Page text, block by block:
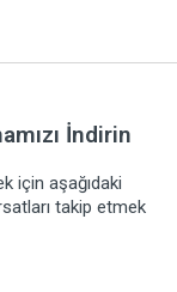
İndirin
için aşağıdaki
takip etmek